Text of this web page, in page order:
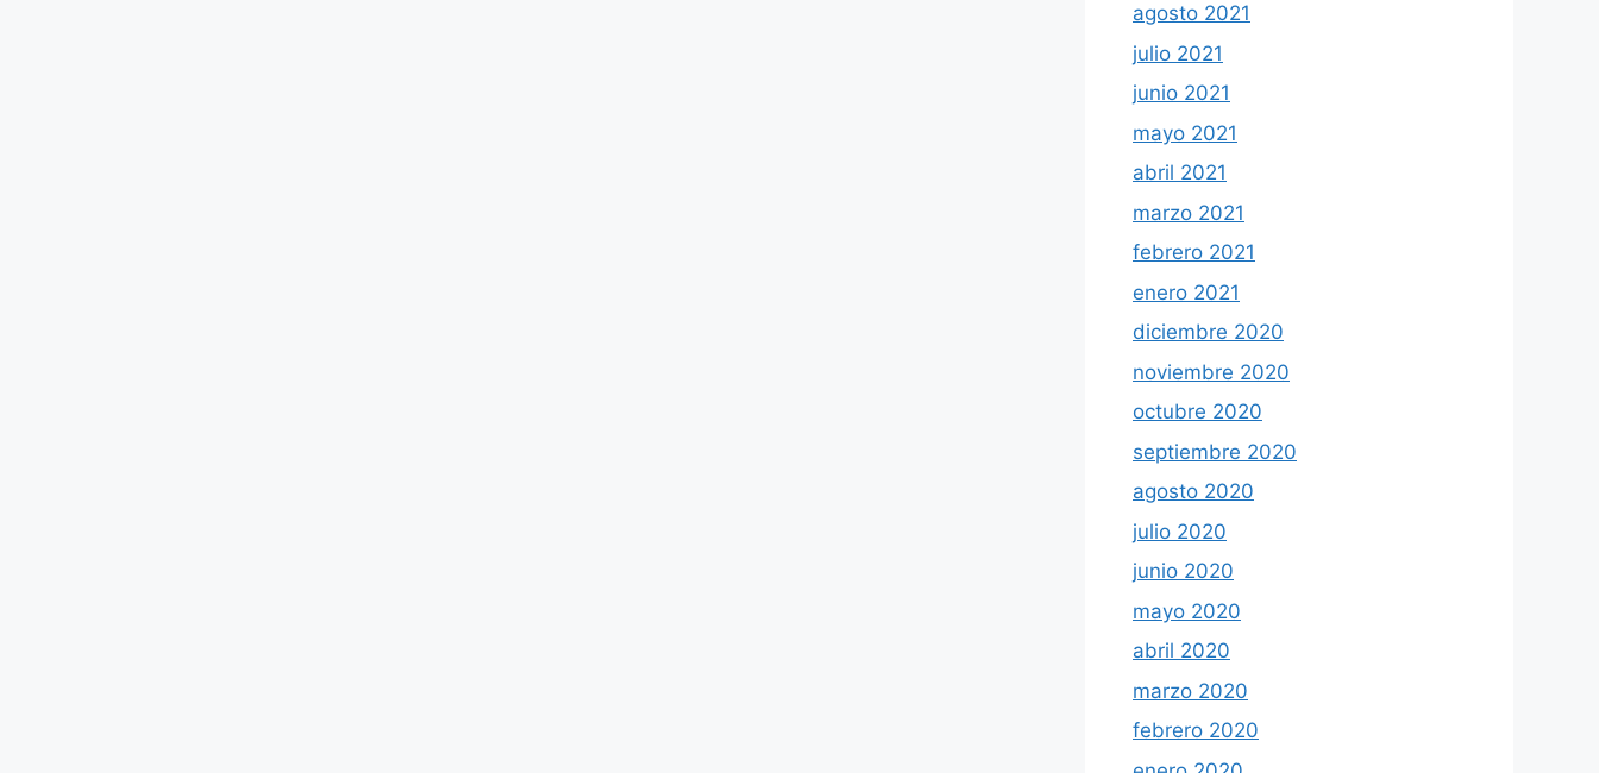
agosto 2021
julio 2021
junio 2021
mayo 2021
abril 2021
marzo 2021
febrero 2021
enero 2021
diciembre 2020
noviembre 2020
octubre 2020
septiembre 2020
agosto 2020
julio 2020
junio 2020
mayo 2020
abril 2020
marzo 2020
febrero 2020